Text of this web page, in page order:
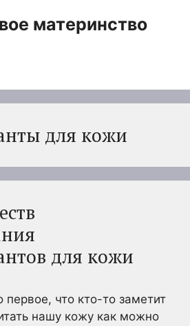
материнство
для кожи
для кожи
что кто-то заметит
нашу кожу как можно